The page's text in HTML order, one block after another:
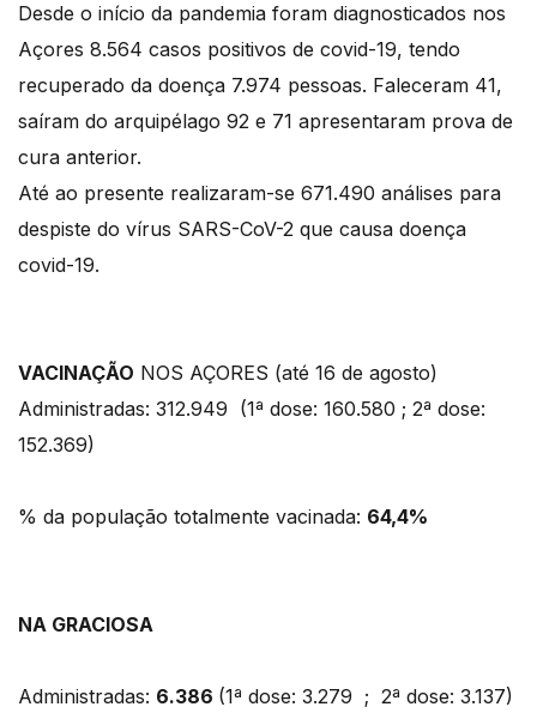
Desde o início da pandemia foram diagnosticados nos
Açores 8.564 casos positivos de covid-19, tendo
recuperado da doença 7.974 pessoas. Faleceram 41,
saíram do arquipélago 92 e 71 apresentaram prova de
cura anterior.
Até ao presente realizaram-se 671.490 análises para
despiste do vírus SARS-CoV-2 que causa doença
covid-19.
VACINAÇÃO NOS AÇORES (até 16 de agosto)
Administradas: 312.949 (1ª dose: 160.580 ; 2ª dose:
152.369)
% da população totalmente vacinada: 64,4%
NA GRACIOSA
Administradas: 6.386 (1ª dose: 3.279 ; 2ª dose: 3.137)